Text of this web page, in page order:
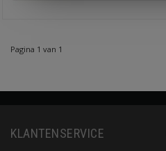
Pagina 1 van 1
KLANTENSERVICE